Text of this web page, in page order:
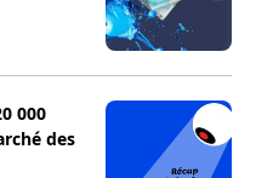
000
des